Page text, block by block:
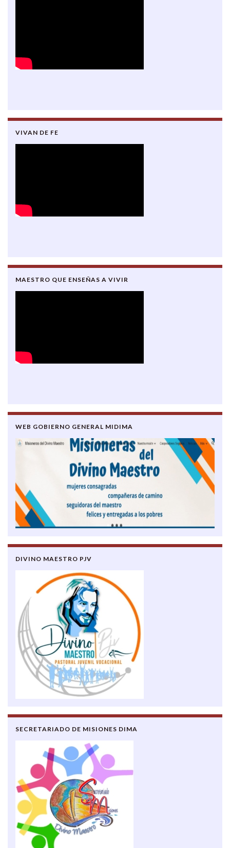
VIVAN DE FE
MAESTRO QUE ENSEÑAS A VIVIR
WEB GOBIERNO GENERAL MIDIMA
DIVINO MAESTRO PJV
SECRETARIADO DE MISIONES DIMA